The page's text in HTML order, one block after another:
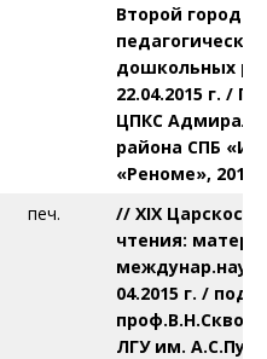
Второй
дошкольных
22.04.2015 г. /
ЦПКС
района СПБ
«Реноме»,
печ. // XIX
чтения:
04.2015 г. / под
ЛГУ им.